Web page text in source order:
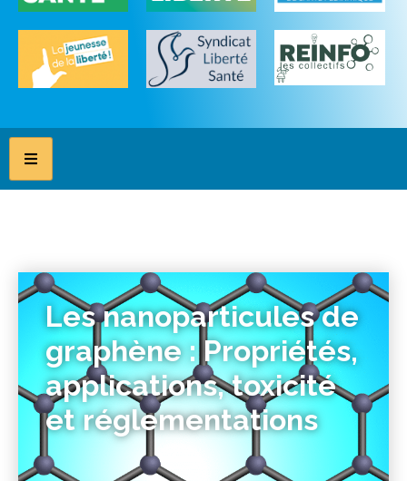
Les nanoparticules de
graphène : Propriétés,
applications, toxicité
et réglementations